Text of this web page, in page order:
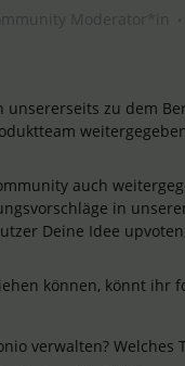
zu dem
auch
in
Deine Idee
können, könnt ihr
verwalten? Welches